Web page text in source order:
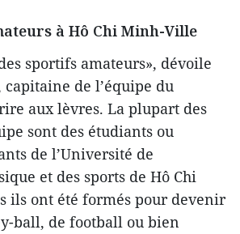
à Hô Chi Minh-Ville
sportifs amateurs», dévoile
capitaine de l’équipe du
aux lèvres. La plupart des
sont des étudiants ou
de l’Université de
et des sports de Hô Chi
ils ont été formés pour devenir
ball, de football ou bien